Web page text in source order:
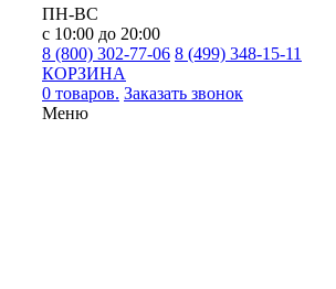
ПН-ВС
с 10:00 до 20:00
8 (800) 302-77-06 8 (499) 348-15-11
КОРЗИНА
0 товаров. Заказать звонок
Меню